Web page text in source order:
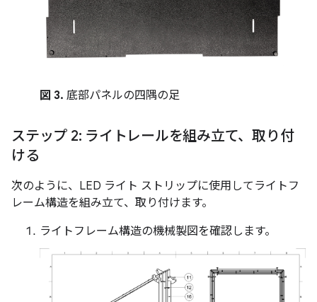
図 3. 底部パネルの四隅の足
ステップ 2: ライトレールを組み立て、取り付
ける
次のように、LED ライト ストリップに使用してライトフ
レーム構造を組み立て、取り付けます。
ライトフレーム構造の機械製図を確認します。